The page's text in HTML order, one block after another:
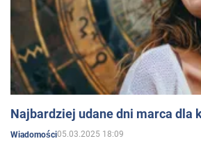
Najbardziej udane dni marca dla
Wiadomości05.03.2025 18:09